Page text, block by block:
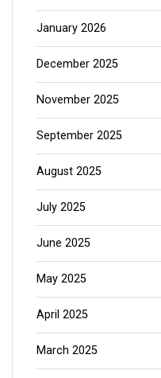
January 2026
December 2025
November 2025
September 2025
August 2025
July 2025
June 2025
May 2025
April 2025
March 2025